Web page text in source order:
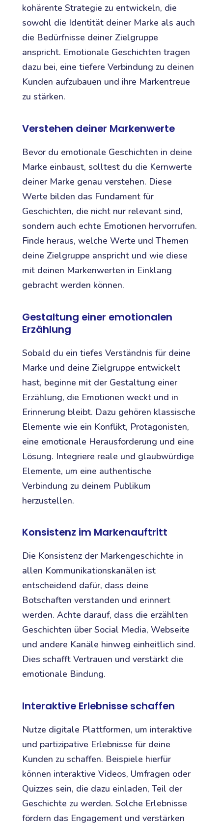
kohärente Strategie zu entwickeln, die
sowohl die Identität deiner Marke als auch
die Bedürfnisse deiner Zielgruppe
anspricht. Emotionale Geschichten tragen
dazu bei, eine tiefere Verbindung zu deinen
Kunden aufzubauen und ihre Markentreue
zu stärken.
Verstehen deiner Markenwerte
Bevor du emotionale Geschichten in deine
Marke einbaust, solltest du die Kernwerte
deiner Marke genau verstehen. Diese
Werte bilden das Fundament für
Geschichten, die nicht nur relevant sind,
sondern auch echte Emotionen hervorrufen.
Finde heraus, welche Werte und Themen
deine Zielgruppe anspricht und wie diese
mit deinen Markenwerten in Einklang
gebracht werden können.
Gestaltung einer emotionalen
Erzählung
Sobald du ein tiefes Verständnis für deine
Marke und deine Zielgruppe entwickelt
hast, beginne mit der Gestaltung einer
Erzählung, die Emotionen weckt und in
Erinnerung bleibt. Dazu gehören klassische
Elemente wie ein Konflikt, Protagonisten,
eine emotionale Herausforderung und eine
Lösung. Integriere reale und glaubwürdige
Elemente, um eine authentische
Verbindung zu deinem Publikum
herzustellen.
Konsistenz im Markenauftritt
Die Konsistenz der Markengeschichte in
allen Kommunikationskanälen ist
entscheidend dafür, dass deine
Botschaften verstanden und erinnert
werden. Achte darauf, dass die erzählten
Geschichten über Social Media, Webseite
und andere Kanäle hinweg einheitlich sind.
Dies schafft Vertrauen und verstärkt die
emotionale Bindung.
Interaktive Erlebnisse schaffen
Nutze digitale Plattformen, um interaktive
und partizipative Erlebnisse für deine
Kunden zu schaffen. Beispiele hierfür
können interaktive Videos, Umfragen oder
Quizzes sein, die dazu einladen, Teil der
Geschichte zu werden. Solche Erlebnisse
fördern das Engagement und verstärken